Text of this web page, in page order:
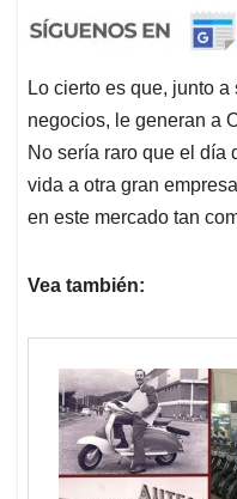
Lo cierto es que, junto
negocios, le generan a
No sería raro que el día
vida a otra gran
en este mercado tan
Vea también: